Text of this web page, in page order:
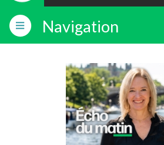
Navigation